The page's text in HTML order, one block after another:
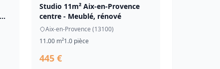
Studio 11m² Aix-en-Provence
centre - Meublé, rénové
Aix-en-Provence (13100)
11.00 m²1.0 pièce
445 €